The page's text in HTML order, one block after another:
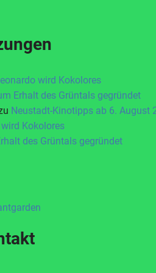
wird Kokolores
Erhalt des Grüntals gegründet
Neustadt-Kinotipps ab 6. August
Kokolores
des Grüntals gegründet